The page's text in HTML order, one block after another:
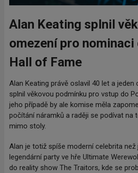
Alan Keating splnil
omezení pro nominaci
Hall of Fame
Alan Keating právě oslavil 40 let a jeden
splnil věkovou podmínku pro vstup do
jeho případě by ale komise měla
počítání náramků a raději se podívat na
mimo stoly.
Alan je totiž spíše moderní celebrita než
legendární party ve hře Ultimate
do reality show The Traitors, kde se